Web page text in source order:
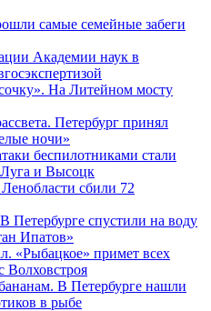
самые семейные забеги
Академии наук в
На Литейном мосту
Петербург принял
ночи»
беспилотниками стали
и Высоцк
сбили 72
Петербурге спустили на воду
Ипатов»
«Рыбацкое» примет всех
Волховстроя
В Петербурге нашли
в рыбе